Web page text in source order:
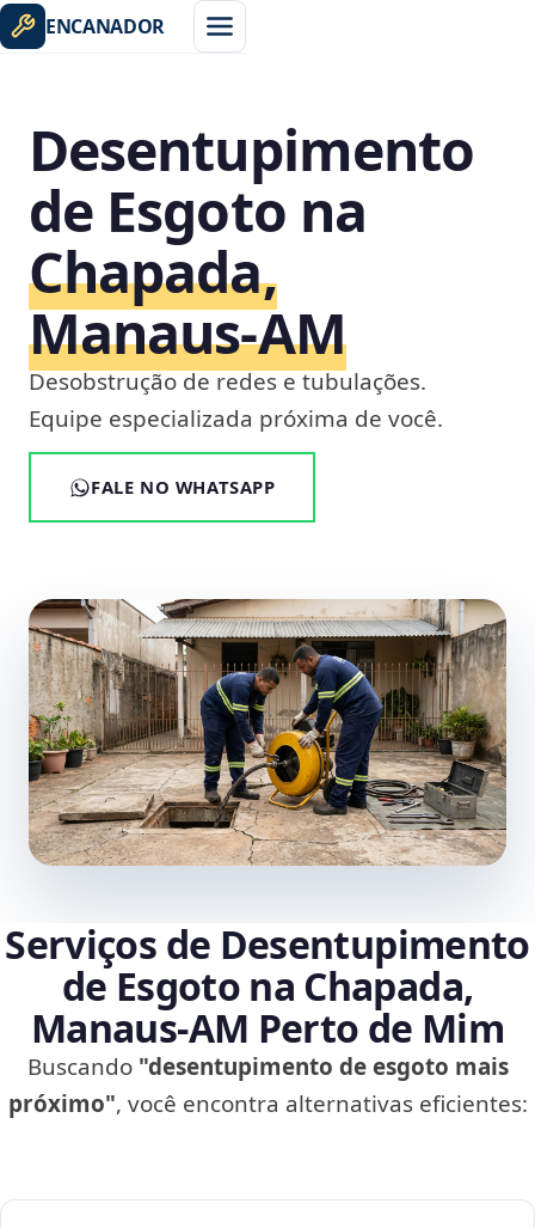
ENCANADOR
Desentupimento
de Esgoto na
Chapada,
Manaus‑AM
Desobstrução de redes e tubulações.
Equipe especializada próxima de você.
FALE NO WHATSAPP
Serviços de Desentupimento
de Esgoto na Chapada,
Manaus‑AM Perto de Mim
Buscando "desentupimento de esgoto mais
próximo", você encontra alternativas eficientes: